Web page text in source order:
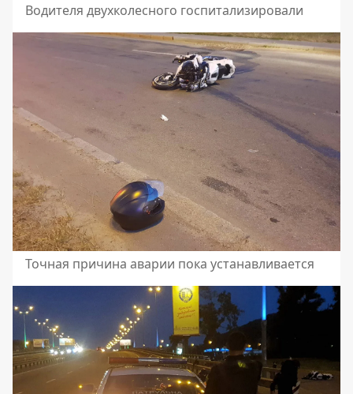
Водителя двухколесного госпитализировали
Точная причина аварии пока устанавливается